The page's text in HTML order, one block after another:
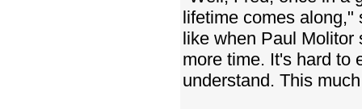
lifetime comes along,"
like when Paul Molitor
more time. It's hard to
understand. This